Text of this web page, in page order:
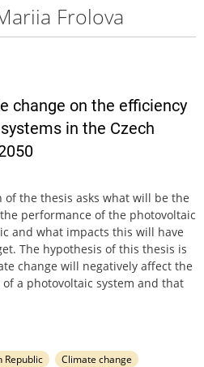
Frolova
change on the efficiency
in the Czech
the thesis asks what will be the
performance of the photovoltaic
and what impacts this will have
The hypothesis of this thesis is
change will negatively affect the
a photovoltaic system and that
Republic
Climate change